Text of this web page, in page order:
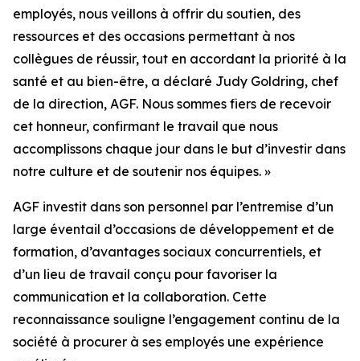
employés, nous veillons à offrir du soutien, des
ressources et des occasions permettant à nos
collègues de réussir, tout en accordant la priorité à la
santé et au bien-être, a déclaré Judy Goldring, chef
de la direction, AGF. Nous sommes fiers de recevoir
cet honneur, confirmant le travail que nous
accomplissons chaque jour dans le but d’investir dans
notre culture et de soutenir nos équipes. »
AGF investit dans son personnel par l’entremise d’un
large éventail d’occasions de développement et de
formation, d’avantages sociaux concurrentiels, et
d’un lieu de travail conçu pour favoriser la
communication et la collaboration. Cette
reconnaissance souligne l’engagement continu de la
société à procurer à ses employés une expérience